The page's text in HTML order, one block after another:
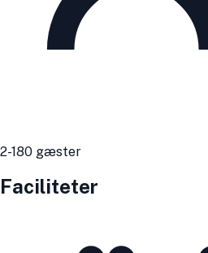
2-180 gæster
Faciliteter